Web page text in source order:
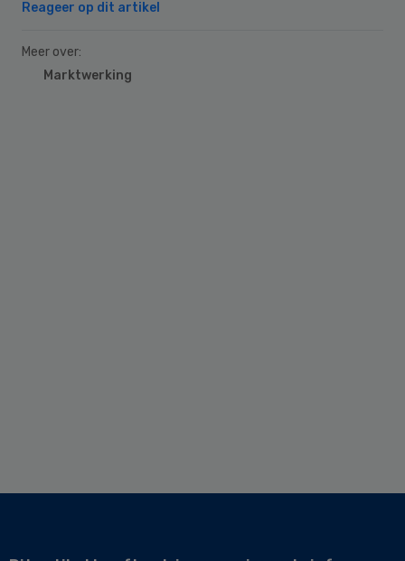
Reageer op dit artikel
Meer over:
Marktwerking